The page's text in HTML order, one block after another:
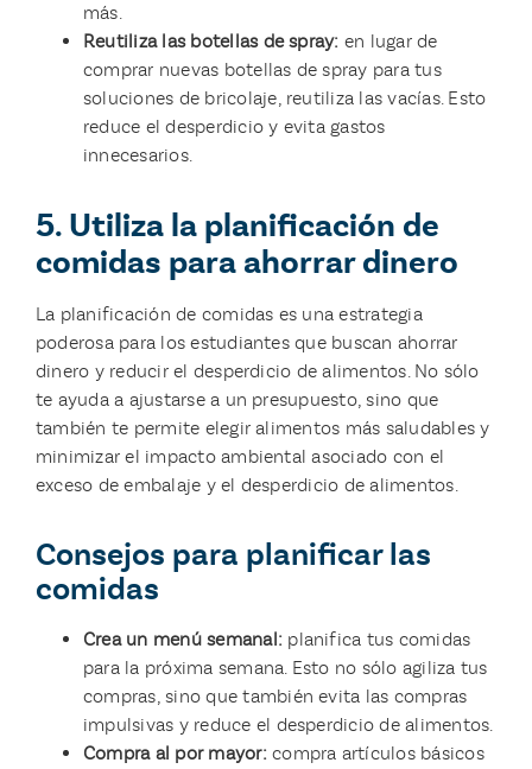
más.
Reutiliza las botellas de spray: en lugar de
comprar nuevas botellas de spray para tus
soluciones de bricolaje, reutiliza las vacías. Esto
reduce el desperdicio y evita gastos
innecesarios.
5. Utiliza la planificación de
comidas para ahorrar dinero
La planificación de comidas es una estrategia
poderosa para los estudiantes que buscan ahorrar
dinero y reducir el desperdicio de alimentos. No sólo
te ayuda a ajustarse a un presupuesto, sino que
también te permite elegir alimentos más saludables y
minimizar el impacto ambiental asociado con el
exceso de embalaje y el desperdicio de alimentos.
Consejos para planificar las
comidas
Crea un menú semanal: planifica tus comidas
para la próxima semana. Esto no sólo agiliza tus
compras, sino que también evita las compras
impulsivas y reduce el desperdicio de alimentos.
Compra al por mayor: compra artículos básicos